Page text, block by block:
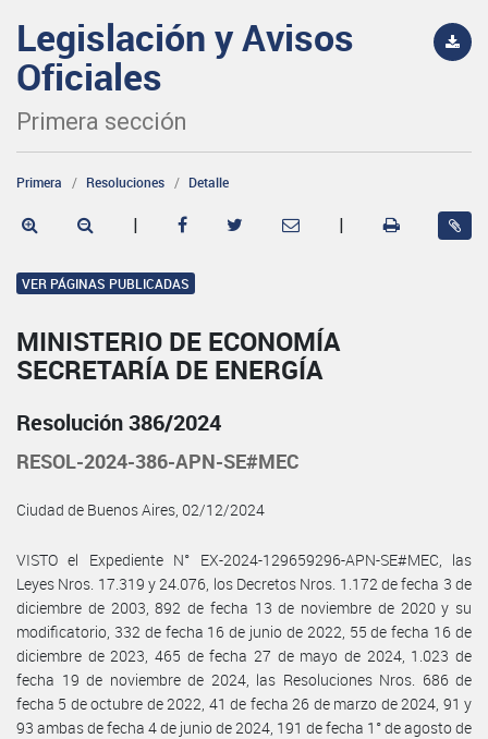
Legislación y Avisos
Oficiales
Primera sección
Primera Resoluciones Detalle
| |
VER PÁGINAS PUBLICADAS
MINISTERIO DE ECONOMÍA
SECRETARÍA DE ENERGÍA
Resolución 386/2024
RESOL-2024-386-APN-SE#MEC
Ciudad de Buenos Aires, 02/12/2024
VISTO el Expediente N° EX-2024-129659296-APN-SE#MEC, las
Leyes Nros. 17.319 y 24.076, los Decretos Nros. 1.172 de fecha 3 de
diciembre de 2003, 892 de fecha 13 de noviembre de 2020 y su
modificatorio, 332 de fecha 16 de junio de 2022, 55 de fecha 16 de
diciembre de 2023, 465 de fecha 27 de mayo de 2024, 1.023 de
fecha 19 de noviembre de 2024, las Resoluciones Nros. 686 de
fecha 5 de octubre de 2022, 41 de fecha 26 de marzo de 2024, 91 y
93 ambas de fecha 4 de junio de 2024, 191 de fecha 1° de agosto de